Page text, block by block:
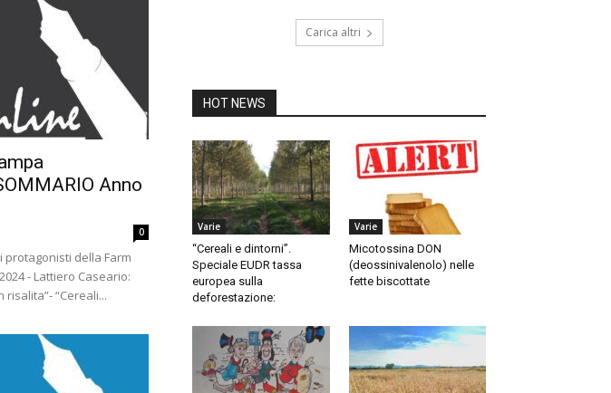
Anno
0
protagonisti della Farm
- Lattiero Caseario:
risalita”- “Cereali...
Carica altri
HOT NEWS
Varie
“Cereali e dintorni”.
Speciale EUDR tassa
europea sulla
deforestazione:
Varie
Micotossina DON
(deossinivalenolo) nelle
fette biscottate